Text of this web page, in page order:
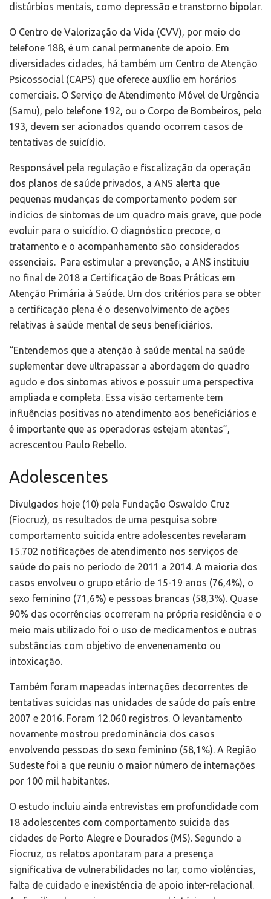
distúrbios mentais, como depressão e transtorno bipolar.
O Centro de Valorização da Vida (CVV), por meio do
telefone 188, é um canal permanente de apoio. Em
diversidades cidades, há também um Centro de Atenção
Psicossocial (CAPS) que oferece auxílio em horários
comerciais. O Serviço de Atendimento Móvel de Urgência
(Samu), pelo telefone 192, ou o Corpo de Bombeiros, pelo
193, devem ser acionados quando ocorrem casos de
tentativas de suicídio.
Responsável pela regulação e fiscalização da operação
dos planos de saúde privados, a ANS alerta que
pequenas mudanças de comportamento podem ser
indícios de sintomas de um quadro mais grave, que pode
evoluir para o suicídio. O diagnóstico precoce, o
tratamento e o acompanhamento são considerados
essenciais. Para estimular a prevenção, a ANS instituiu
no final de 2018 a Certificação de Boas Práticas em
Atenção Primária à Saúde. Um dos critérios para se obter
a certificação plena é o desenvolvimento de ações
relativas à saúde mental de seus beneficiários.
“Entendemos que a atenção à saúde mental na saúde
suplementar deve ultrapassar a abordagem do quadro
agudo e dos sintomas ativos e possuir uma perspectiva
ampliada e completa. Essa visão certamente tem
influências positivas no atendimento aos beneficiários e
é importante que as operadoras estejam atentas”,
acrescentou Paulo Rebello.
Adolescentes
Divulgados hoje (10) pela Fundação Oswaldo Cruz
(Fiocruz), os resultados de uma pesquisa sobre
comportamento suicida entre adolescentes revelaram
15.702 notificações de atendimento nos serviços de
saúde do país no período de 2011 a 2014. A maioria dos
casos envolveu o grupo etário de 15-19 anos (76,4%), o
sexo feminino (71,6%) e pessoas brancas (58,3%). Quase
90% das ocorrências ocorreram na própria residência e o
meio mais utilizado foi o uso de medicamentos e outras
substâncias com objetivo de envenenamento ou
intoxicação.
Também foram mapeadas internações decorrentes de
tentativas suicidas nas unidades de saúde do país entre
2007 e 2016. Foram 12.060 registros. O levantamento
novamente mostrou predominância dos casos
envolvendo pessoas do sexo feminino (58,1%). A Região
Sudeste foi a que reuniu o maior número de internações
por 100 mil habitantes.
O estudo incluiu ainda entrevistas em profundidade com
18 adolescentes com comportamento suicida das
cidades de Porto Alegre e Dourados (MS). Segundo a
Fiocruz, os relatos apontaram para a presença
significativa de vulnerabilidades no lar, como violências,
falta de cuidado e inexistência de apoio inter-relacional.